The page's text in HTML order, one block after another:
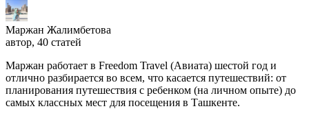
Маржан Жалимбетова
автор, 40 статей
Маржан работает в Freedom Travel (Авиата) шестой год и
отлично разбирается во всем, что касается путешествий: от
планирования путешествия с ребенком (на личном опыте) до
самых классных мест для посещения в Ташкенте.